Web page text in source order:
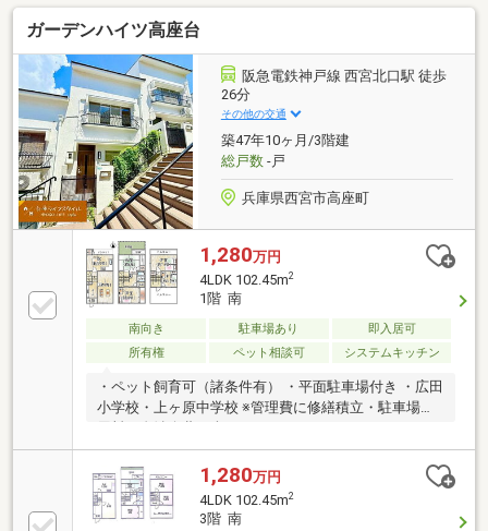
ガーデンハイツ高座台
阪急電鉄神戸線 西宮北口駅 徒歩
26分
その他の交通
築47年10ヶ月/3階建
総戸数-戸
兵庫県西宮市高座町
1,280万円
4LDK 102.45m2
1階 南
南向き 駐車場あり
即入居可
所有権
ペット相談可 システムキッチン
・ペット飼育可（諸条件有） ・平面駐車場付き ・広田
小学校・上ヶ原中学校 ※管理費に修繕積立・駐車場使
1,280万円
4LDK 102.45m2
3階 南